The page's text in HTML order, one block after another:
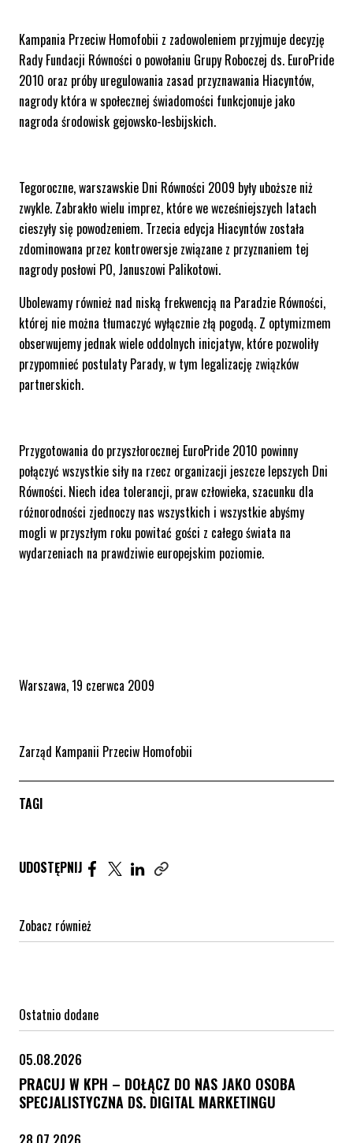
Kampania Przeciw Homofobii z zadowoleniem przyjmuje decyzję
Rady Fundacji Równości o powołaniu Grupy Roboczej ds. EuroPride
2010 oraz próby uregulowania zasad przyznawania Hiacyntów,
nagrody która w społecznej świadomości funkcjonuje jako
nagroda środowisk gejowsko-lesbijskich.
Tegoroczne, warszawskie Dni Równości 2009 były uboższe niż
zwykle. Zabrakło wielu imprez, które we wcześniejszych latach
cieszyły się powodzeniem. Trzecia edycja Hiacyntów została
zdominowana przez kontrowersje związane z przyznaniem tej
nagrody posłowi PO, Januszowi Palikotowi.
Ubolewamy również nad niską frekwencją na Paradzie Równości,
której nie można tłumaczyć wyłącznie złą pogodą. Z optymizmem
obserwujemy jednak wiele oddolnych inicjatyw, które pozwoliły
przypomnieć postulaty Parady, w tym legalizację związków
partnerskich.
Przygotowania do przyszłorocznej EuroPride 2010 powinny
połączyć wszystkie siły na rzecz organizacji jeszcze lepszych Dni
Równości. Niech idea tolerancji, praw człowieka, szacunku dla
różnorodności zjednoczy nas wszystkich i wszystkie abyśmy
mogli w przyszłym roku powitać gości z całego świata na
wydarzeniach na prawdziwie europejskim poziomie.
Warszawa, 19 czerwca 2009
Zarząd Kampanii Przeciw Homofobii
TAGI
UDOSTĘPNIJ Udostępnij artykuł na Facebook. Strona otwiera się
Udostępnij artykuł na Twitter. Strona otwiera
Udostępnij artykuł na Linkedin. Strona
Zobacz również
Ostatnio dodane
05.08.2026
PRACUJ W KPH – DOŁĄCZ DO NAS JAKO OSOBA
SPECJALISTYCZNA DS. DIGITAL MARKETINGU